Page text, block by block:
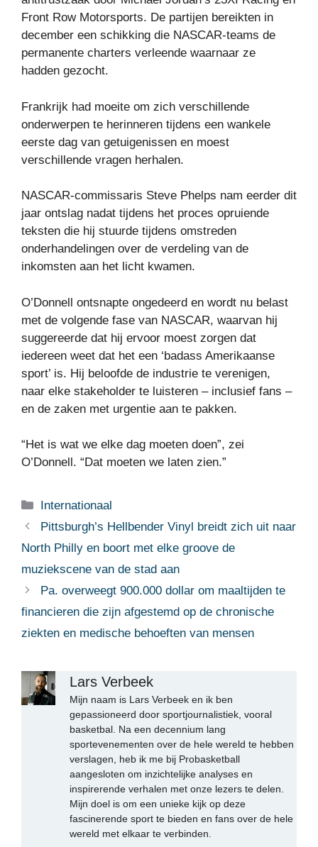
Front Row Motorsports. De partijen bereikten in
december een schikking die NASCAR-teams de
permanente charters verleende waarnaar ze
hadden gezocht.
Frankrijk had moeite om zich verschillende
onderwerpen te herinneren tijdens een wankele
eerste dag van getuigenissen en moest
verschillende vragen herhalen.
NASCAR-commissaris Steve Phelps nam eerder dit
jaar ontslag nadat tijdens het proces opruiende
teksten die hij stuurde tijdens omstreden
onderhandelingen over de verdeling van de
inkomsten aan het licht kwamen.
O’Donnell ontsnapte ongedeerd en wordt nu belast
met de volgende fase van NASCAR, waarvan hij
suggereerde dat hij ervoor moest zorgen dat
iedereen weet dat het een ‘badass Amerikaanse
sport’ is. Hij beloofde de industrie te verenigen,
naar elke stakeholder te luisteren – inclusief fans –
en de zaken met urgentie aan te pakken.
“Het is wat we elke dag moeten doen”, zei
O’Donnell. “Dat moeten we laten zien.”
Categorieën
Internationaal
Pittsburgh’s Hellbender Vinyl breidt zich uit naar
North Philly en boort met elke groove de
muziekscene van de stad aan
Pa. overweegt 900.000 dollar om maaltijden te
financieren die zijn afgestemd op de chronische
ziekten en medische behoeften van mensen
Lars Verbeek
Mijn naam is Lars Verbeek en ik ben
gepassioneerd door sportjournalistiek, vooral
basketbal. Na een decennium lang
sportevenementen over de hele wereld te hebben
verslagen, heb ik me bij Probasketball
aangesloten om inzichtelijke analyses en
inspirerende verhalen met onze lezers te delen.
Mijn doel is om een unieke kijk op deze
fascinerende sport te bieden en fans over de hele
wereld met elkaar te verbinden.